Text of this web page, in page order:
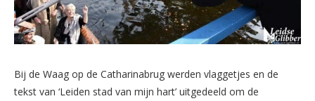
Bij de Waag op de Catharinabrug werden vlaggetjes en de
tekst van ‘Leiden stad van mijn hart’ uitgedeeld om de